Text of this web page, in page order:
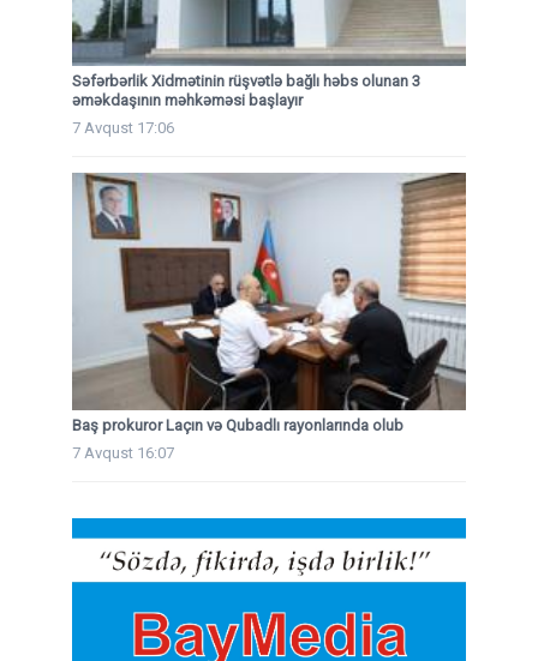
Səfərbərlik Xidmətinin rüşvətlə bağlı həbs olunan 3
əməkdaşının məhkəməsi başlayır
7 Avqust 17:06
Baş prokuror Laçın və Qubadlı rayonlarında olub
7 Avqust 16:07